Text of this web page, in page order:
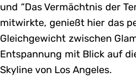
und “Das Vermächtnis der
mitwirkte, genießt hier das
Gleichgewicht zwischen
Entspannung mit Blick auf
Skyline von Los Angeles.